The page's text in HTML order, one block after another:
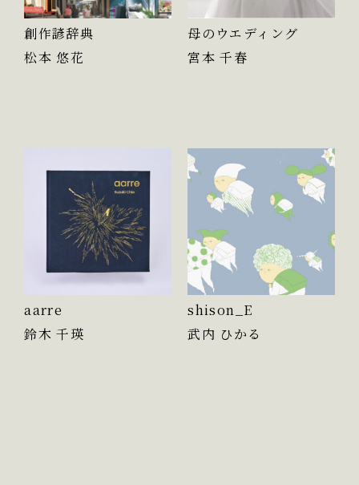
創作諺辞典
松本 悠花
母のウエディング
宮本 千春
aarre
鈴木 千瑛
shison_E
武内 ひかる